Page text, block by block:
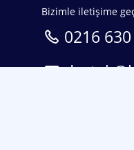
Bizimle iletişime
0216